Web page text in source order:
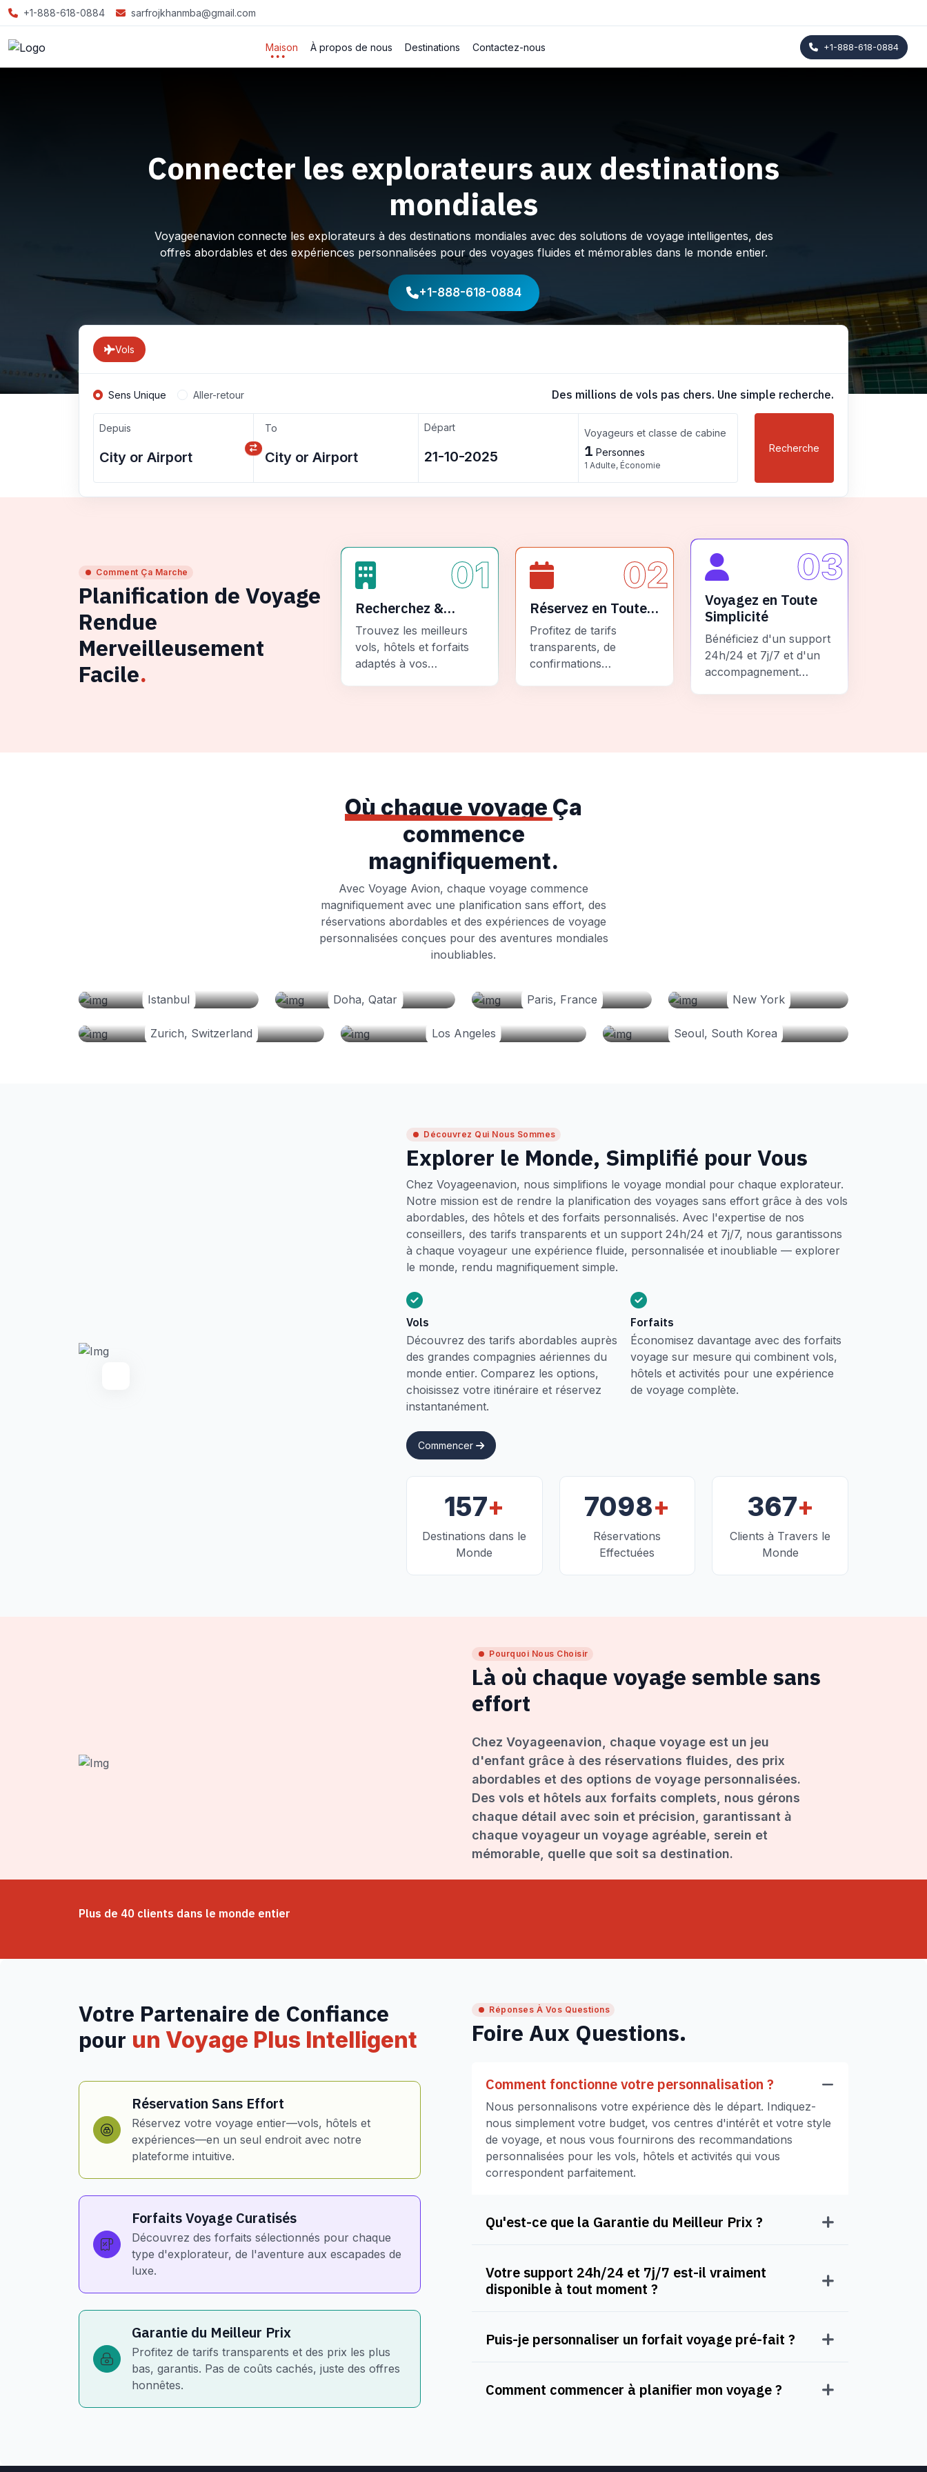
+1-888-618-0884 sarfrojkhanmba@gmail.com
Maison À propos de nous Destinations Contactez-nous +1-888-618-0884
Connecter les explorateurs aux destinations
mondiales
Voyageenavion connecte les explorateurs à des destinations mondiales avec des solutions de voyage intelligentes, des
offres abordables et des expériences personnalisées pour des voyages fluides et mémorables dans le monde entier.
+1-888-618-0884
Vols
Sens Unique Aller-retour Des millions de vols pas chers. Une simple recherche.
Depuis To Départ Voyageurs et classe de cabine
1 Personnes
1 Adulte, Économie
Recherche
Comment Ça Marche
Planification de Voyage
Rendue
Merveilleusement
Facile.
01
Recherchez &
Comparez
Trouvez les meilleurs
vols, hôtels et forfaits
adaptés à vos
02
Réservez en Toute
Sécurité
Profitez de tarifs
transparents, de
confirmations
03
Voyagez en Toute
Simplicité
Bénéficiez d'un support
24h/24 et 7j/7 et d'un
accompagnement
Où chaque voyage Ça
commence
magnifiquement.
Avec Voyage Avion, chaque voyage commence
magnifiquement avec une planification sans effort, des
réservations abordables et des expériences de voyage
personnalisées conçues pour des aventures mondiales
inoubliables.
Istanbul Doha, Qatar Paris, France New York
Zurich, Switzerland Los Angeles Seoul, South Korea
Découvrez Qui Nous Sommes
Explorer le Monde, Simplifié pour Vous
Chez Voyageenavion, nous simplifions le voyage mondial pour chaque explorateur.
Notre mission est de rendre la planification des voyages sans effort grâce à des vols
abordables, des hôtels et des forfaits personnalisés. Avec l'expertise de nos
conseillers, des tarifs transparents et un support 24h/24 et 7j/7, nous garantissons
à chaque voyageur une expérience fluide, personnalisée et inoubliable — explorer
le monde, rendu magnifiquement simple.
Vols
Découvrez des tarifs abordables auprès
des grandes compagnies aériennes du
monde entier. Comparez les options,
choisissez votre itinéraire et réservez
instantanément.
Forfaits
Économisez davantage avec des forfaits
voyage sur mesure qui combinent vols,
hôtels et activités pour une expérience
de voyage complète.
Commencer
157+
Destinations dans le
Monde
7098+
Réservations
Effectuées
367+
Clients à Travers le
Monde
Pourquoi Nous Choisir
Là où chaque voyage semble sans
effort
Chez Voyageenavion, chaque voyage est un jeu
d'enfant grâce à des réservations fluides, des prix
abordables et des options de voyage personnalisées.
Des vols et hôtels aux forfaits complets, nous gérons
chaque détail avec soin et précision, garantissant à
chaque voyageur un voyage agréable, serein et
mémorable, quelle que soit sa destination.
Plus de 40 clients dans le monde entier
Votre Partenaire de Confiance
pour un Voyage Plus Intelligent
Réservation Sans Effort
Réservez votre voyage entier—vols, hôtels et
expériences—en un seul endroit avec notre
plateforme intuitive.
Forfaits Voyage Curatisés
Découvrez des forfaits sélectionnés pour chaque
type d'explorateur, de l'aventure aux escapades de
luxe.
Garantie du Meilleur Prix
Profitez de tarifs transparents et des prix les plus
bas, garantis. Pas de coûts cachés, juste des offres
honnêtes.
Réponses À Vos Questions
Foire Aux Questions.
Comment fonctionne votre personnalisation ?
Nous personnalisons votre expérience dès le départ. Indiquez-
nous simplement votre budget, vos centres d'intérêt et votre style
de voyage, et nous vous fournirons des recommandations
personnalisées pour les vols, hôtels et activités qui vous
correspondent parfaitement.
Qu'est-ce que la Garantie du Meilleur Prix ?
Votre support 24h/24 et 7j/7 est-il vraiment
disponible à tout moment ?
Puis-je personnaliser un forfait voyage pré-fait ?
Comment commencer à planifier mon voyage ?